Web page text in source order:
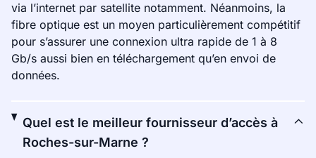
via l’internet par satellite notamment. Néanmoins, la
fibre optique est un moyen particulièrement compétitif
pour s’assurer une connexion ultra rapide de 1 à 8
Gb/s aussi bien en téléchargement qu’en envoi de
données.
Quel est le meilleur fournisseur d’accès à
Roches-sur-Marne ?